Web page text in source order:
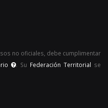
no oficiales, debe cumplimentar
. Su Federación Territorial se